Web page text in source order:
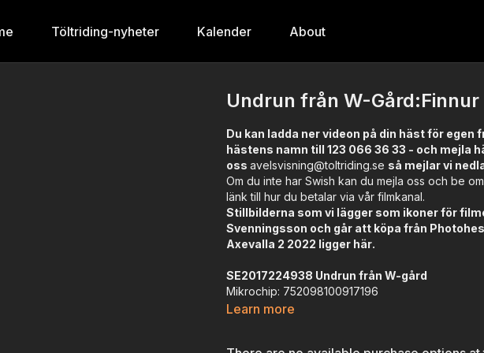
Töltriding-nyheter Kalender About
Undrun från W-Gård:Finnur
Du kan ladda ner videon på din häst för egen
hästens namn till 123 066 36 33 - och mejla
ossavelsvisning@toltriding.se så mejlar vi
Om du inte har Swish kan du mejla oss och be
länk till hur du betalar via vår filmkanal.
Stillbilderna som vi lägger som ikoner för
Svenningsson och går att köpa från
Axevalla 2 2022 ligger här.
SE2017224938 Undrun från W-gård
Mikrochip: 752098100917196
Färg: 1510 Fux. /Röd skäck (tobiano)
Learn more